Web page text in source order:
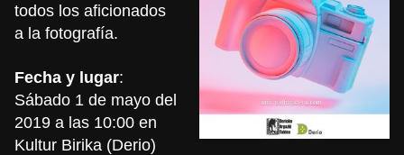
todos los aficionados
a la fotografía.
Fecha y lugar:
Sábado 1 de mayo del
2019 a las 10:00 en
Kultur Birika (Derio)